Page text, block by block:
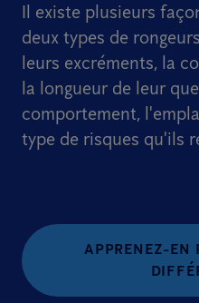
Il existe plusieurs
deux types de
leurs excréments, la
la longueur de leur
comportement,
type de risques qu'ils
APPRENEZ-EN